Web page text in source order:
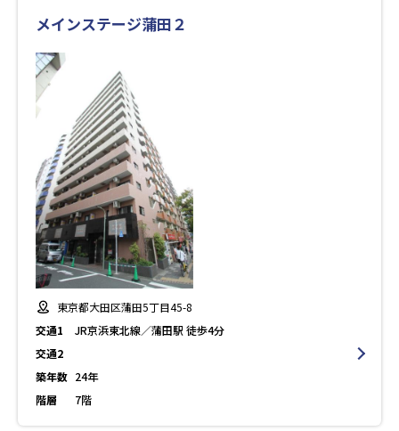
メインステージ蒲田２
東京都大田区蒲田5丁目45-8
交通1
JR京浜東北線／蒲田駅 徒歩4分
交通2
築年数 24年
階層
7階